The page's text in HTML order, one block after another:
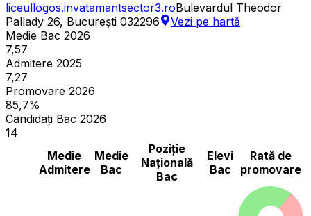
liceullogos.invatamantsector3.roBulevardul Theodor
Pallady 26, București 032296
Vezi pe hartă
Medie Bac 2026
7,57
Admitere 2025
7,27
Promovare 2026
85,7%
Candidați Bac 2026
14
Medie
Admitere
Medie
Bac
Poziție
Națională
Bac
Elevi
Bac
Rată de
promovare